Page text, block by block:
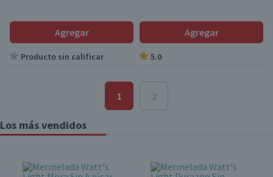
Agregar
Producto sin calificar
Agregar
5.0
1 2
Los más vendidos